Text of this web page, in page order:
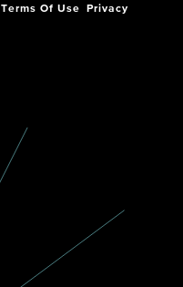
Terms Of Use
Privacy